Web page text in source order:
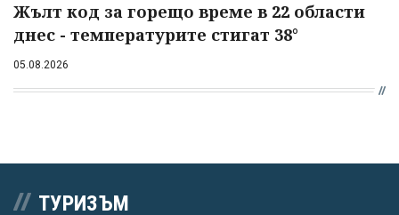
Жълт код за горещо време в 22 области
днес - температурите стигат 38°
05.08.2026
ТУРИЗЪМ